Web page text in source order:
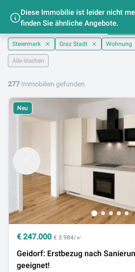
Wohnungen kaufen im
lib.at
Steiermark Graz Stadt Wohnung
Alle löschen
277 Immobilien gefunden
Neu
€ 247.000 € 3.984/㎡
Geidorf: Erstbezug nach
geeignet!
Diese Immobilie ist leider nicht
finden Sie ähnliche Angebote.